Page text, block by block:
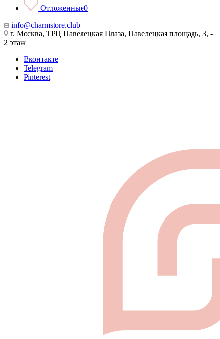
Отложенные0
info@charmstore.club
г. Москва, ТРЦ Павелецкая Плаза, Павелецкая площадь, 3, -
2 этаж
Вконтакте
Telegram
Pinterest